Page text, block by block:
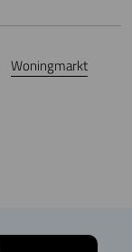
Woningmarkt